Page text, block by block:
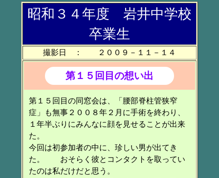
昭和３４年度 岩井中学校
卒業生
撮影日 ： ２００９－１１－１４
第１５回目の想い出
第１５回目の同窓会は、「腰部脊柱管狭窄
症」も無事２００８年２月に手術を終わり、
１年半ぶりにみんなに顔を見せることが出来
た。
今回は初参加者の中に、珍しい男が出てき
た。 おそらく彼とコンタクトを取ってい
たのは私だけだと思う。